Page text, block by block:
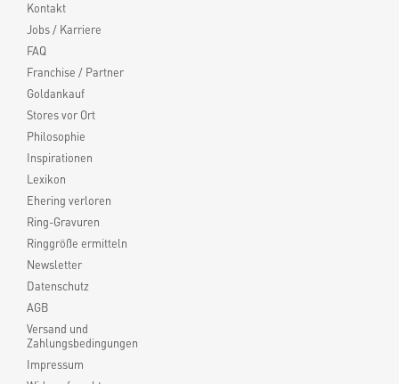
Kontakt
Jobs / Karriere
FAQ
Franchise / Partner
Goldankauf
Stores vor Ort
Philosophie
Inspirationen
Lexikon
Ehering verloren
Ring-Gravuren
Ringgröße ermitteln
Newsletter
Datenschutz
AGB
Versand und
Zahlungsbedingungen
Impressum